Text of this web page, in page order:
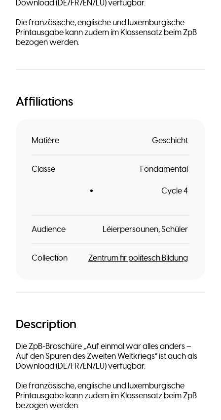
Download (DE/FR/EN/LU) verfügbar.
Die französische, englische und luxemburgische
Printausgabe kann zudem im Klassensatz beim ZpB
bezogen werden.
Affiliations
Matière Geschicht
Classe Fondamental
Cycle 4
Audience Léierpersounen Schüler
Collection Zentrum fir politesch Bildung
Description
Die ZpB-Broschüre „Auf einmal war alles anders –
Auf den Spuren des Zweiten Weltkriegs“ ist auch als
Download (DE/FR/EN/LU) verfügbar.
Die französische, englische und luxemburgische
Printausgabe kann zudem im Klassensatz beim ZpB
bezogen werden.